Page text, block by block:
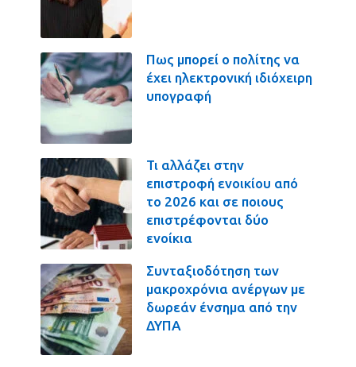
Πως μπορεί ο πολίτης να
έχει ηλεκτρονική ιδιόχειρη
υπογραφή
Τι αλλάζει στην
επιστροφή ενοικίου από
το 2026 και σε ποιους
επιστρέφονται δύο
ενοίκια
Συνταξιοδότηση των
μακροχρόνια ανέργων με
δωρεάν ένσημα από την
ΔΥΠΑ